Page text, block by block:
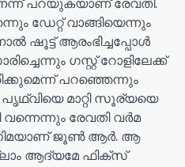
ഡേറ്റ് വാങ്ങിയെന്നും
ഷൂട്ട് ആരംഭിച്ചപ്പോള്‍
ഗസ്റ്റ് റോളിലേക്ക്
പറഞ്ഞെന്നും
മാറ്റി സൂര്യയെ
വന്നെന്നും രേവതി വര്‍മ
ജൂണ്‍ ആര്‍. ആ
ആദ്യമേ ഫിക്‌സ്